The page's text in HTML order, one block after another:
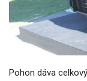
Pohon dáva